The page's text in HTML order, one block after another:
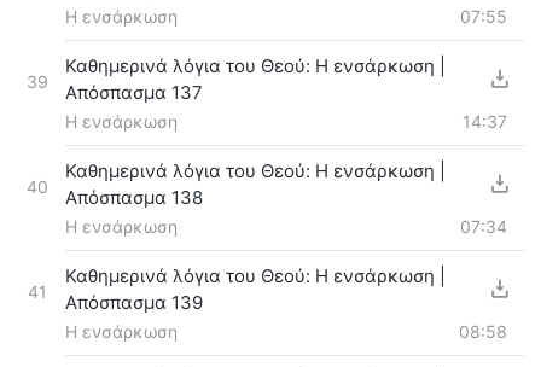
Η ενσάρκωση 07:55
39
Καθημερινά λόγια του Θεού: Η ενσάρκωση |
Απόσπασμα 137
Η ενσάρκωση 14:37
40
Καθημερινά λόγια του Θεού: Η ενσάρκωση |
Απόσπασμα 138
Η ενσάρκωση 07:34
41
Καθημερινά λόγια του Θεού: Η ενσάρκωση |
Απόσπασμα 139
Η ενσάρκωση 08:58